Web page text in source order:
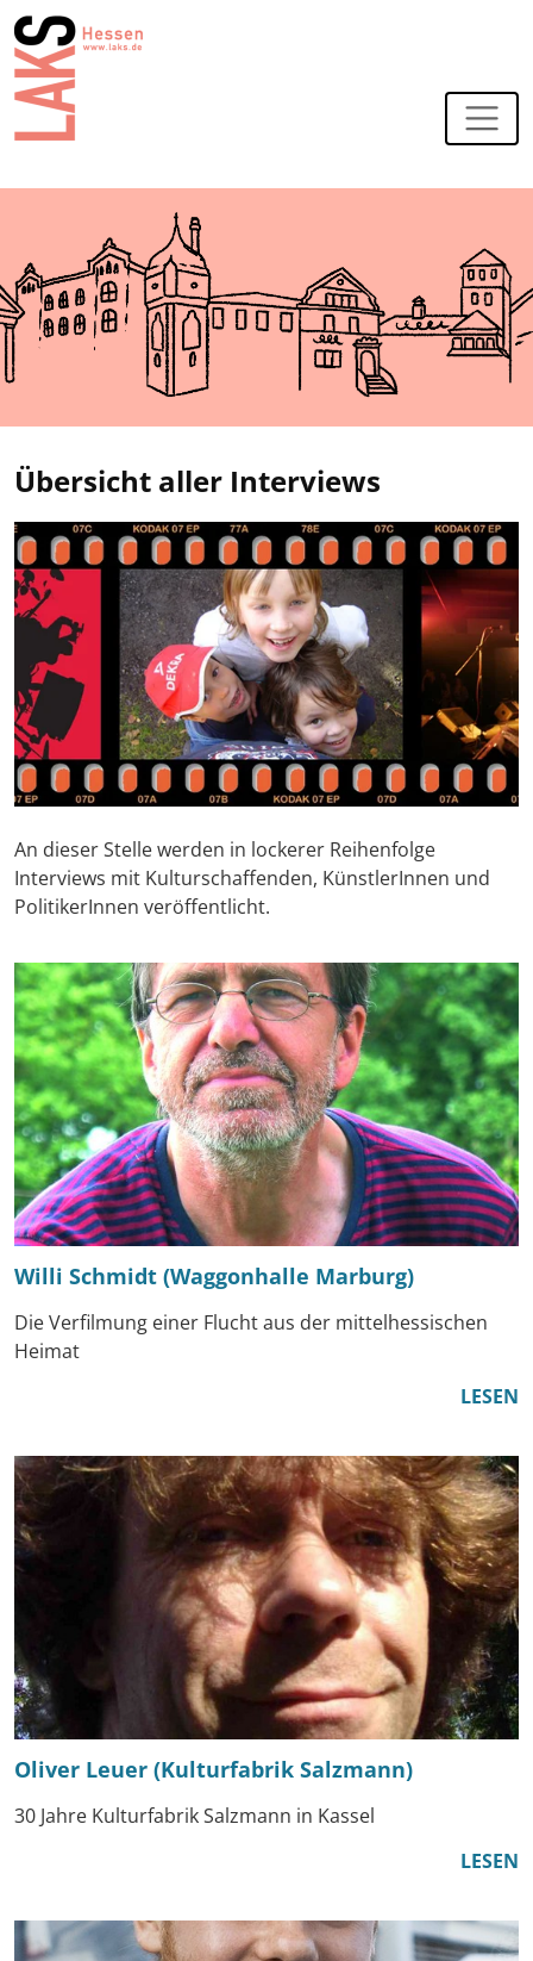
Übersicht aller Interviews
An dieser Stelle werden in lockerer Reihenfolge
Interviews mit Kulturschaffenden, KünstlerInnen und
PolitikerInnen veröffentlicht.
Willi Schmidt (Waggonhalle Marburg)
Die Verfilmung einer Flucht aus der mittelhessischen
Heimat
LESEN
Oliver Leuer (Kulturfabrik Salzmann)
30 Jahre Kulturfabrik Salzmann in Kassel
LESEN